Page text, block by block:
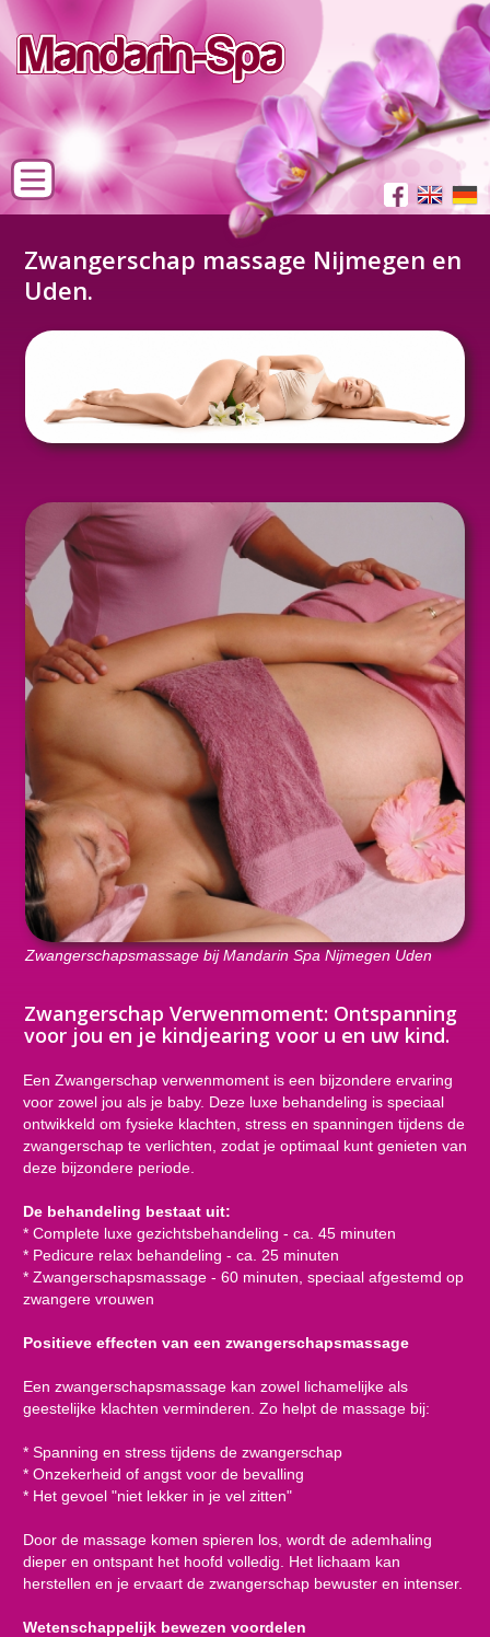
Zwangerschap massage Nijmegen en
Uden.
Zwangerschapsmassage bij Mandarin Spa Nijmegen Uden
Zwangerschap Verwenmoment: Ontspanning
voor jou en je kindjearing voor u en uw kind.
Een Zwangerschap verwenmoment is een bijzondere ervaring
voor zowel jou als je baby. Deze luxe behandeling is speciaal
ontwikkeld om fysieke klachten, stress en spanningen tijdens de
zwangerschap te verlichten, zodat je optimaal kunt genieten van
deze bijzondere periode.
De behandeling bestaat uit:
* Complete luxe gezichtsbehandeling - ca. 45 minuten
* Pedicure relax behandeling - ca. 25 minuten
* Zwangerschapsmassage - 60 minuten, speciaal afgestemd op
zwangere vrouwen
Positieve effecten van een zwangerschapsmassage
Een zwangerschapsmassage kan zowel lichamelijke als
geestelijke klachten verminderen. Zo helpt de massage bij:
* Spanning en stress tijdens de zwangerschap
* Onzekerheid of angst voor de bevalling
* Het gevoel "niet lekker in je vel zitten"
Door de massage komen spieren los, wordt de ademhaling
dieper en ontspant het hoofd volledig. Het lichaam kan
herstellen en je ervaart de zwangerschap bewuster en intenser.
Wetenschappelijk bewezen voordelen